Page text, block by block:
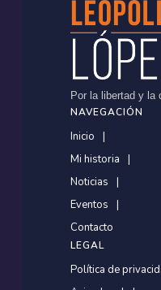
Por la libertad y la
NAVEGACIÓN
Inicio
Mi historia
Noticias
Eventos
Contacto
LEGAL
Política de